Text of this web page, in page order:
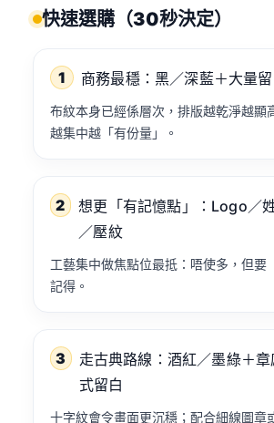
快速選購（30秒決定）
1 商務最穩：黑／深藍＋大量
布紋本身已經係層次，排版越乾淨越顯
越集中越「有份量」。
2
想更「有記憶點」：Logo／
／壓紋
工藝集中做焦點位最抵：唔使多，但要
記得。
3
走古典路線：酒紅／墨綠＋
式留白
十字紋會令畫面更沉穩；配合細線圖章